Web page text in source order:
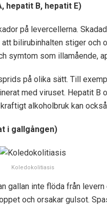
hepatit B, hepatit E)
på levercellerna.
bilirubinhalten stiger och
symtom som illamående,
på olika sätt. Till
med viruset. Hepatit B
alkoholbruk kan
i gallgången)
Koledokolitiasis
gallan inte flöda från
och orsakar gulsot.